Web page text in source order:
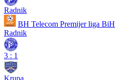
Radnik
BH Telecom Premijer liga BiH
Radnik
3 : 1